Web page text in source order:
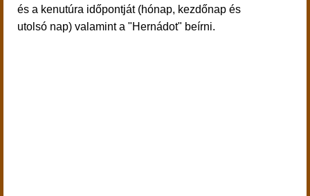
és a kenutúra időpontját (hónap, kezdőnap és
utolsó nap) valamint a "Hernádot" beírni.